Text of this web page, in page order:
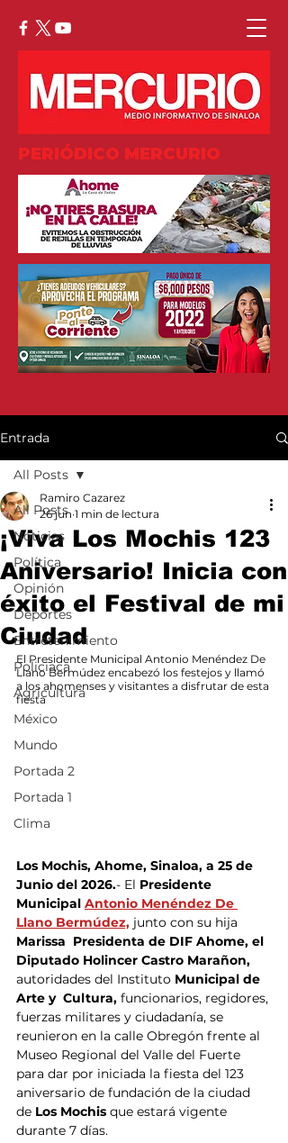
PERIÓDICO MERCURIO
Entrada
All Posts
Noticias
Política
Opinión
Deportes
Entretenimiento
Policiaca
Agricultura
México
Mundo
Portada 2
Portada 1
Clima
All Posts
¡Viva Los Mochis 123
Aniversario! Inicia con
éxito el Festival de mi
Ciudad
Ramiro Cazarez
26 jun 1 min de lectura
El Presidente Municipal Antonio Menéndez De
Llano Bermúdez encabezó los festejos y llamó
a los ahomenses y visitantes a disfrutar de esta
fiesta
Los Mochis, Ahome, Sinaloa, a 25 de
Junio del 2026.- El Presidente
Municipal Antonio Menéndez De
Llano Bermúdez, junto con su hija
Marissa  Presidenta de DIF Ahome, el
Diputado Holincer Castro Marañon,
autoridades del Instituto Municipal de
Arte y  Cultura, funcionarios, regidores,
fuerzas militares y ciudadanía, se
reunieron en la calle Obregón frente al
Museo Regional del Valle del Fuerte
para dar por iniciada la fiesta del 123
aniversario de fundación de la ciudad
de Los Mochis que estará vigente
durante 7 días.